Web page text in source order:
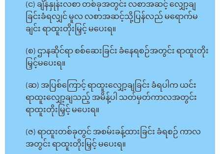
(င) ချိန်နှုန်းလစာ တစ်ခုအတွင်း လစာအဆင့် လျှော့ချ
ခြင်းခံရလျှင် မူလ လစာအဆင့်သို့ပြန်လည် မရောက်မ
ချင်း ရာထူးတိုးမြှင့် မပေးရ။
(စ) ဌာနဆိုင်ရာ စစ်ဆေးခြင်း ခံနေရစဉ်အတွင်း ရာထူးတိုး
မြှင့်မပေးရ။
(ဆ) အပြစ်ကြောင့် ရာထူးလျှော့ချခြင်း ခံရပါက ယင်း
ရာထူးလျှော့ချသည့် အမိန့်ပါ သတ်မှတ်ကာလအတွင်း
ရာထူးတိုးမြှင့် မပေးရ။
(ဇ) ရာထူးတစ်ခုတွင် အစမ်းခန့်ထားခြင်း ခံရစဉ် ကာလ
အတွင်း ရာထူးတိုးမြှင့် မပေးရ။